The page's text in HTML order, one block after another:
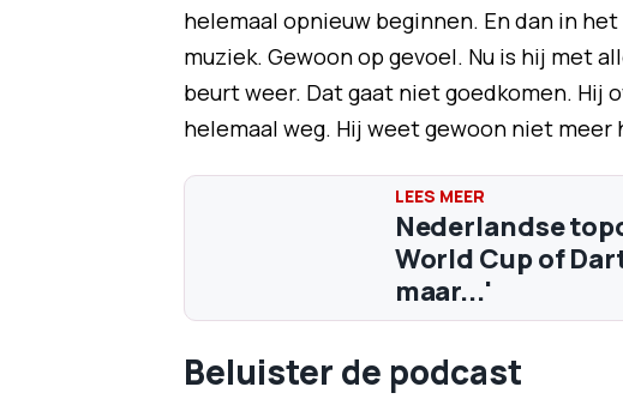
helemaal opnieuw beginnen. En dan in
muziek. Gewoon op gevoel. Nu is hij met
beurt weer. Dat gaat niet goedkomen. Hij
helemaal weg. Hij weet gewoon niet meer
Nederlandse
World Cup of
maar...'
Beluister de podcast